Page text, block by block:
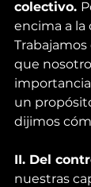
colectivo.
encima a la
que
un
dijimos
II. Del
nuestras